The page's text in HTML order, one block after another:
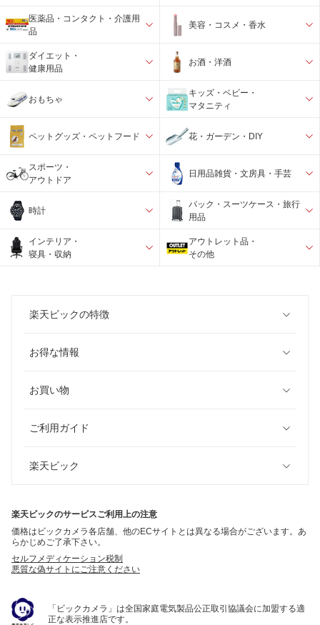
医薬品・コンタクト・介護用
品
美容・コスメ・香水
ダイエット・
健康用品
お酒・洋酒
おもちゃ
キッズ・ベビー・
マタニティ
ペットグッズ・ペットフード 花・ガーデン・DIY
スポーツ・
アウトドア
日用品雑貨・文房具・手芸
時計
バック・スーツケース・旅行
用品
インテリア・
寝具・収納
アウトレット品・
その他
楽天ビックの特徴
お得な情報
お買い物
ご利用ガイド
楽天ビック
楽天ビックのサービスご利用上の注意
価格はビックカメラ各店舗、他のECサイトとは異なる場合がございます。あ
らかじめご了承下さい。
セルフメディケーション税制
悪質な偽サイトにご注意ください
「ビックカメラ」は全国家庭電気製品公正取引協議会に加盟する適
正な表示推進店です。